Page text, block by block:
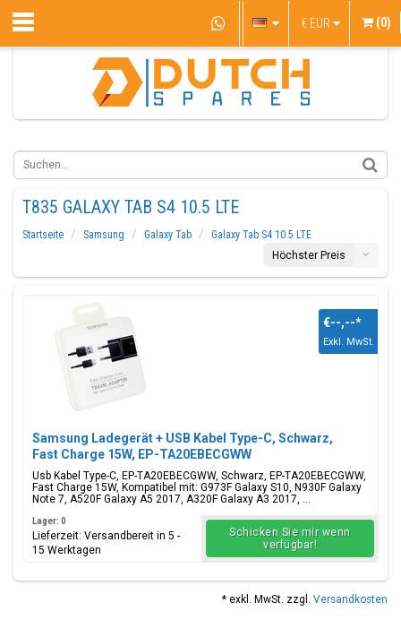
€ EUR (0)
T835 GALAXY TAB S4 10.5 LTE
Startseite Samsung Galaxy Tab
Galaxy Tab S4 10.5 LTE
Höchster Preis
Samsung Ladegerät + USB Kabel Type-C, Schwarz,
Fast Charge 15W, EP-TA20EBECGWW
Usb Kabel Type-C, EP-TA20EBECGWW, Schwarz, EP-TA20EBECGWW,
Fast Charge 15W, Kompatibel mit: G973F Galaxy S10, N930F Galaxy
Note 7, A520F Galaxy A5 2017, A320F Galaxy A3 2017, ...
€--,--*
Exkl. MwSt.
Lager: 0
Lieferzeit: Versandbereit in 5 -
15 Werktagen
Schicken Sie mir wenn
verfügbar!
* exkl. MwSt. zzgl. Versandkosten